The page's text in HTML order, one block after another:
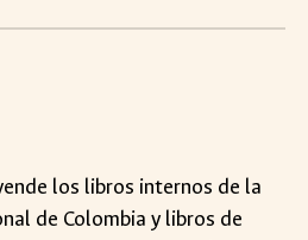
los libros internos de la
de Colombia y libros de